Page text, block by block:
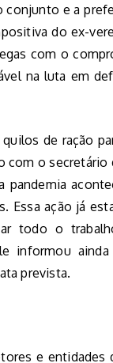
conjunto e a
do ex-
com o
na luta em
de ração
com o
pandemia
ação já
todo o
informou
prevista.
e entidades